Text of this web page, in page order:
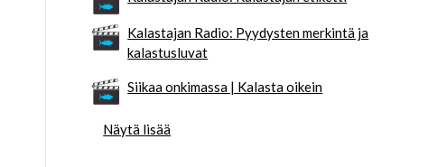
Kalastajan Radio: Pyydysten merkintä ja
kalastusluvat
Siikaa onkimassa | Kalasta oikein
Näytä lisää